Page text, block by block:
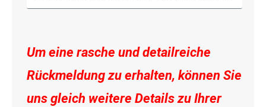
Um eine rasche und detailreiche
Rückmeldung zu erhalten, können Sie
uns gleich weitere Details zu Ihrer